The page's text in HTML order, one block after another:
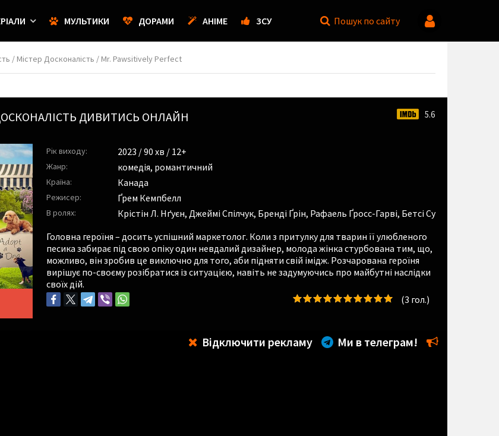
МУЛЬТИКИ ДОРАМИ АНІМЕ ЗСУ Пошук по сайту
/ Містер Досконалість / Mr. Pawsitively Perfect
ДИВИТИСЬ ОНЛАЙН 5.6
Рік виходу: 2023 / 90 хв / 12+
Жанр: комедія, романтичний
Країна: Канада
Режисер: Ґрем Кемпбелл
В ролях: Крістін Л. Нґуєн, Джеймі Спілчук, Бренді Ґрін, Рафаель Ґросс-Гарві, Бетсі Су
Головна героїня – досить успішний маркетолог. Коли з притулку для тварин її улюбленого
песика забирає під свою опіку один невдалий дизайнер, молода жінка стурбована тим, що,
можливо, він зробив це виключно для того, аби підняти свій імідж. Розчарована героїня
вирішує по-своєму розібратися із ситуацією, навіть не задумуючись про майбутні наслідки
своїх дій.
(3 гол.)
Відключити рекламу Ми в телеграм!